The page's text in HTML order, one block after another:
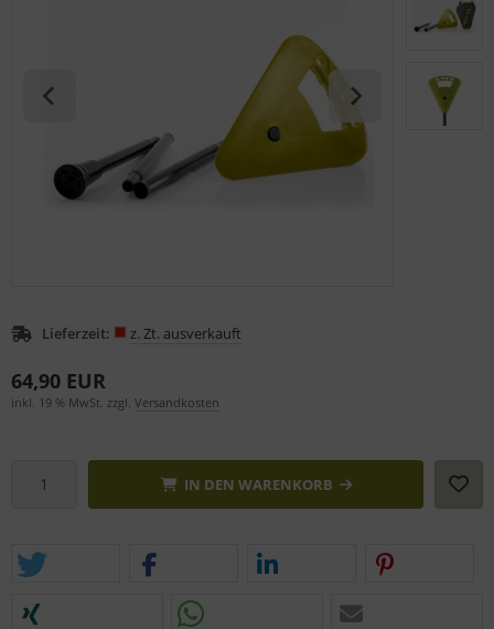
Lieferzeit: z. Zt. ausverkauft
64,90 EUR
inkl. 19 % MwSt. zzgl. Versandkosten
IN DEN WARENKORB